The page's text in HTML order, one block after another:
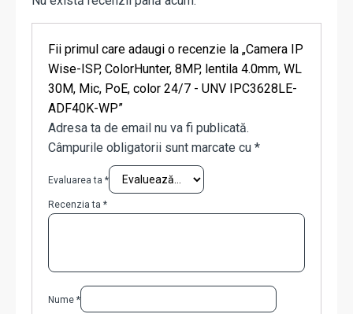
Fii primul care adaugi o recenzie la „Camera IP
Wise-ISP, ColorHunter, 8MP, lentila 4.0mm, WL
30M, Mic, PoE, color 24/7 - UNV IPC3628LE-
ADF40K-WP”
Adresa ta de email nu va fi publicată.
Câmpurile obligatorii sunt marcate cu *
Evaluarea ta *
Recenzia ta *
Nume *